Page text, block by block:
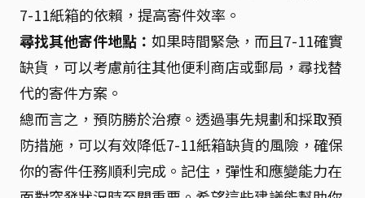
7-11紙箱的依賴，提高寄件效率。
尋找其他寄件地點： 如果時間緊急，而且7-11確實
缺貨，可以考慮前往其他便利商店或郵局，尋找替
代的寄件方案。
總而言之，預防勝於治療。透過事先規劃和採取預
防措施，可以有效降低7-11紙箱缺貨的風險，確保
你的寄件任務順利完成。記住，彈性和應變能力在